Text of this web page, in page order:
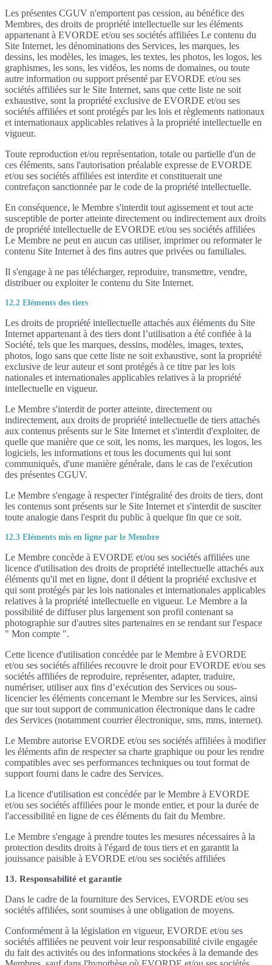
Les présentes CGUV n'emportent pas cession, au bénéfice des
Membres, des droits de propriété intellectuelle sur les éléments
appartenant à EVORDE et/ou ses sociétés affiliées Le contenu du
Site Internet, les dénominations des Services, les marques, les
dessins, les modèles, les images, les textes, les photos, les logos, les
graphismes, les sons, les vidéos, les noms de domaines, ou toute
autre information ou support présenté par EVORDE et/ou ses
sociétés affiliées sur le Site Internet, sans que cette liste ne soit
exhaustive, sont la propriété exclusive de EVORDE et/ou ses
sociétés affiliées et sont protégés par les lois et règlements nationaux
et internationaux applicables relatives à la propriété intellectuelle en
vigueur.
Toute reproduction et/ou représentation, totale ou partielle d'un de
ces éléments, sans l'autorisation préalable expresse de EVORDE
et/ou ses sociétés affiliées est interdite et constituerait une
contrefaçon sanctionnée par le code de la propriété intellectuelle.
En conséquence, le Membre s'interdit tout agissement et tout acte
susceptible de porter atteinte directement ou indirectement aux droits
de propriété intellectuelle de EVORDE et/ou ses sociétés affiliées
Le Membre ne peut en aucun cas utiliser, imprimer ou reformater le
contenu Site Internet à des fins autres que privées ou familiales.
Il s'engage à ne pas télécharger, reproduire, transmettre, vendre,
distribuer ou exploiter le contenu du Site Internet.
12.2 Eléments des tiers
Les droits de propriété intellectuelle attachés aux éléments du Site
Internet appartenant à des tiers dont l’utilisation a été confiée à la
Société, tels que les marques, dessins, modèles, images, textes,
photos, logo sans que cette liste ne soit exhaustive, sont la propriété
exclusive de leur auteur et sont protégés à ce titre par les lois
nationales et internationales applicables relatives à la propriété
intellectuelle en vigueur.
Le Membre s'interdit de porter atteinte, directement ou
indirectement, aux droits de propriété intellectuelle de tiers attachés
aux contenus présents sur le Site Internet et s'interdit d'exploiter, de
quelle que manière que ce soit, les noms, les marques, les logos, les
logiciels, les informations et tous les documents qui lui sont
communiqués, d'une manière générale, dans le cas de l'exécution
des présentes CGUV.
Le Membre s'engage à respecter l'intégralité des droits de tiers, dont
les contenus sont présents sur le Site Internet et s'interdit de susciter
toute analogie dans l'esprit du public à quelque fin que ce soit.
12.3 Eléments mis en ligne par le Membre
Le Membre concède à EVORDE et/ou ses sociétés affiliées une
licence d'utilisation des droits de propriété intellectuelle attachés aux
éléments qu'il met en ligne, dont il détient la propriété exclusive et
qui sont protégés par les lois nationales et internationales applicables
relatives à la propriété intellectuelle en vigueur. Le Membre a la
possibilité de diffuser plus largement son profil contenant sa
photographie sur d'autres sites partenaires en se rendant sur l'espace
" Mon compte ".
Cette licence d'utilisation concédée par le Membre à EVORDE
et/ou ses sociétés affiliées recouvre le droit pour EVORDE et/ou ses
sociétés affiliées de reproduire, représenter, adapter, traduire,
numériser, utiliser aux fins d’exécution des Services ou sous-
licencier les éléments concernant le Membre sur les Services, ainsi
que sur tout support de communication électronique dans le cadre
des Services (notamment courrier électronique, sms, mms, internet).
Le Membre autorise EVORDE et/ou ses sociétés affiliées à modifier
les éléments afin de respecter sa charte graphique ou pour les rendre
compatibles avec ses performances techniques ou tout format de
support fourni dans le cadre des Services.
La licence d'utilisation est concédée par le Membre à EVORDE
et/ou ses sociétés affiliées pour le monde entier, et pour la durée de
l'accessibilité en ligne de ces éléments du fait du Membre.
Le Membre s'engage à prendre toutes les mesures nécessaires à la
protection desdits droits à l'égard de tous tiers et en garantit la
jouissance paisible à EVORDE et/ou ses sociétés affiliées
13. Responsabilité et garantie
Dans le cadre de la fourniture des Services, EVORDE et/ou ses
sociétés affiliées, sont soumises à une obligation de moyens.
Conformément à la législation en vigueur, EVORDE et/ou ses
sociétés affiliées ne peuvent voir leur responsabilité civile engagée
du fait des activités ou des informations stockées à la demande des